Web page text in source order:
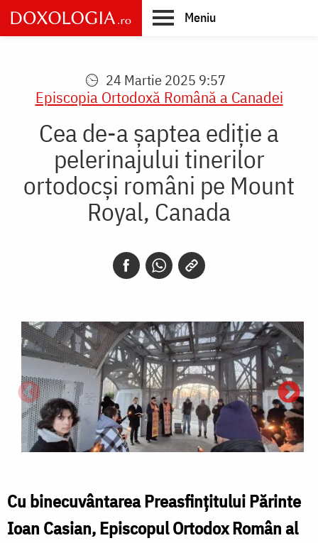
Skip
to
main
Meniu
24 Martie 2025 9:57
Episcopia Ortodoxă Română a Canadei
Cea de-a șaptea ediție a
pelerinajului tinerilor
ortodocși români pe Mount
Royal, Canada
Cu binecuvântarea Preasfințitului Părinte
Ioan Casian, Episcopul Ortodox Român al